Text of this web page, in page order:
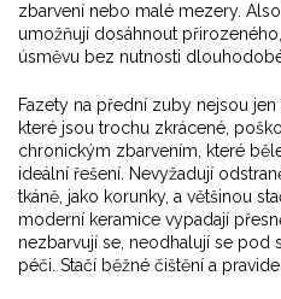
zbarvení nebo malé mezery.
umožňují dosáhnout
úsměvu bez nutnosti
Fazety na přední zuby nejsou
které jsou trochu zkrácené,
chronickým zbarvením, které
ideální řešení. Nevyžadují
tkáně, jako korunky, a většinou
moderní keramice vypadají
nezbarvují se, neodhalují se pod
péči. Stačí běžné čištění a